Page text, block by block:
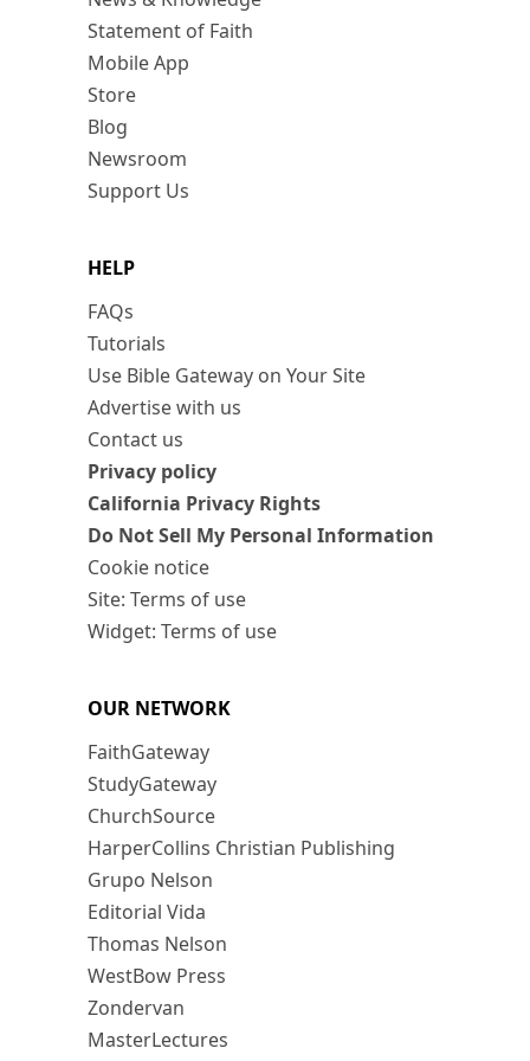
Statement of Faith
Mobile App
Store
Blog
Newsroom
Support Us
HELP
FAQs
Tutorials
Use Bible Gateway on Your Site
Advertise with us
Contact us
Privacy policy
California Privacy Rights
Do Not Sell My Personal Information
Cookie notice
Site: Terms of use
Widget: Terms of use
OUR NETWORK
FaithGateway
StudyGateway
ChurchSource
HarperCollins Christian Publishing
Grupo Nelson
Editorial Vida
Thomas Nelson
WestBow Press
Zondervan
MasterLectures